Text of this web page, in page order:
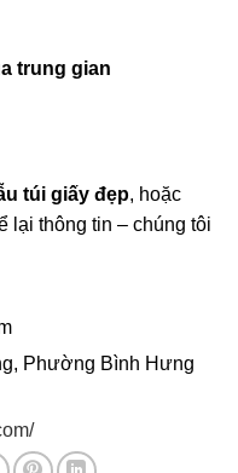
trung gian
túi giấy đẹp, hoặc
lại thông tin – chúng tôi
Phường Bình Hưng